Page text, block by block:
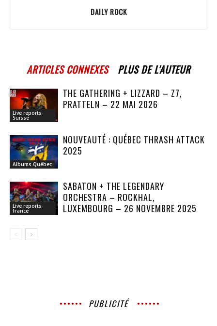
DAILY ROCK
ARTICLES CONNEXES PLUS DE L'AUTEUR
Live reports
Suisse
THE GATHERING + LIZZARD – Z7,
PRATTELN – 22 MAI 2026
Albums Québec
NOUVEAUTÉ : QUÉBEC THRASH ATTACK
2025
Live reports
France
SABATON + THE LEGENDARY
ORCHESTRA – ROCKHAL,
LUXEMBOURG – 26 NOVEMBRE 2025
PUBLICITÉ